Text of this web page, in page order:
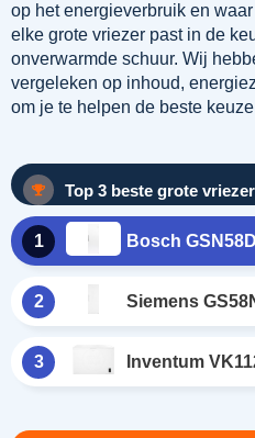
op het energieverbruik en
elke grote vriezer past in de
onverwarmde schuur. Wij
vergeleken op inhoud,
om je te helpen de beste
Top 3 beste grote
1 Bosch
2 Siemens
3 Inventum